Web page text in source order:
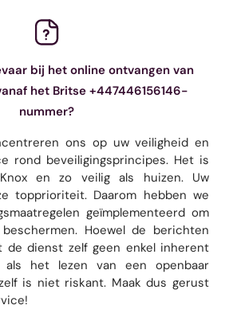
bij het online ontvangen van
het Britse +447446156146-
nummer?
ons op uw veiligheid en
rond beveiligingsprincipes. Het is
en zo veilig als huizen. Uw
topprioriteit. Daarom hebben we
geïmplementeerd om
Hoewel de berichten
de dienst zelf geen enkel inherent
het lezen van een openbaar
is niet riskant. Maak dus gerust